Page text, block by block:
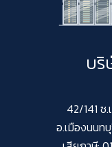
บริ
42/141 ซ
อ.เมืองนนท